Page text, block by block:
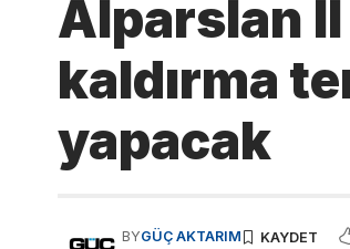
Alparslan
kaldırma
yapacak
BYGÜÇ AKTARIM